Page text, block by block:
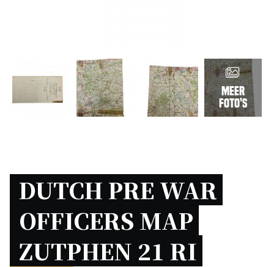
Meer
foto's
DUTCH PRE WAR
OFFICERS MAP
ZUTPHEN 21 RI